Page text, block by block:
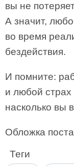
вы не
А значит,
во время
бездействия.
И помните:
и любой страх
насколько вы
Обложка
Теги